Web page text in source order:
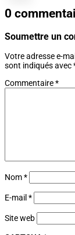
0
Soumettre un
Votre adresse e-
sont indiqués avec
Commentaire*
Nom*
E-mail *
Site web